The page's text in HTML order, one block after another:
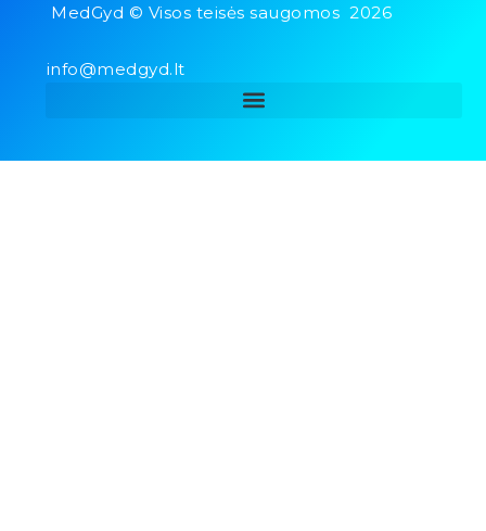
MedGyd © Visos teisės saugomos 2026
info@medgyd.lt